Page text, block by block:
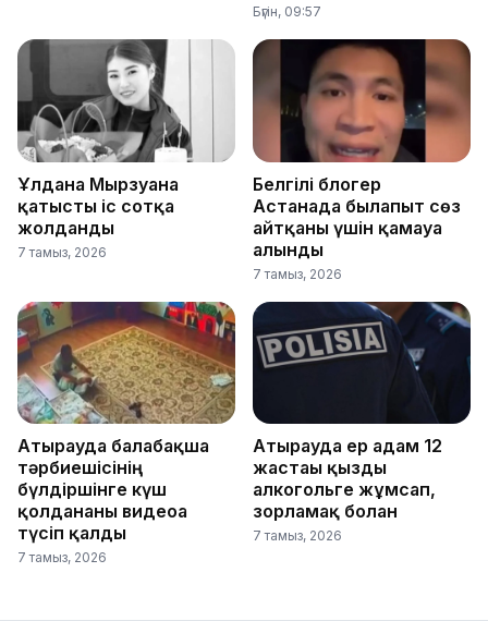
Бүгін, 09:57
Ұлдана Мырзуанға
қатысты іс сотқа
жолданды
7 тамыз, 2026
Белгілі блогер
Астанада былапыт сөз
айтқаны үшін қамауға
алынды
7 тамыз, 2026
Атырауда балабақша
тәрбиешісінің
бүлдіршінге күш
қолданғаны видеоға
түсіп қалды
7 тамыз, 2026
Атырауда ер адам 12
жастағы қызды
алкогольге жұмсап,
зорламақ болған
7 тамыз, 2026